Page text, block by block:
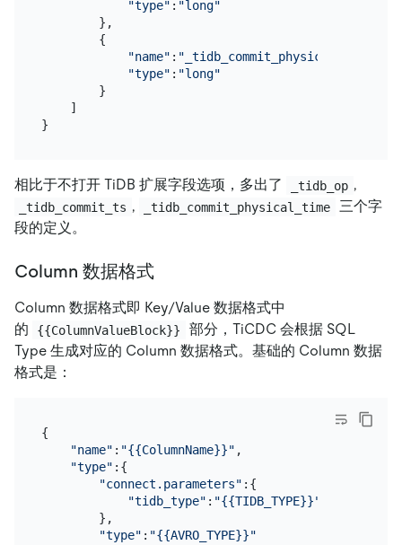
"type" : "long"
        },
        {
"name" : "_tidb_commit_physical_time"
"type" : "long"
        }
    ]
相比于不打开 TiDB 扩展字段选项，多出了 _tidb_op ,
_tidb_commit_ts , _tidb_commit_physical_time
三个字
段的定义。
Column 数据格式
Column 数据格式即 Key/Value 数据格式中
的
{{ColumnValueBlock}}
部分，TiCDC 会根据 SQL
Type 生成对应的 Column 数据格式。基础的 Column 数据
格式是：
{
"name" : "{{ColumnName}}" ,
"type" :{
"connect.parameters" :{
"tidb_type" : "{{TIDB_TYPE}}"
        },
"type" : "{{AVRO_TYPE}}"